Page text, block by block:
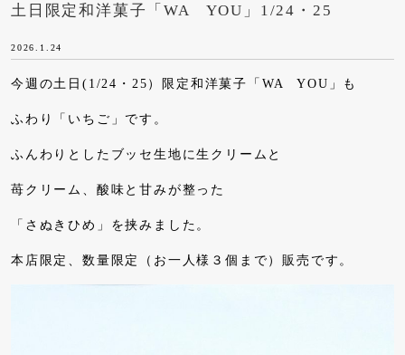
土日限定和洋菓子「WA YOU」1/24・25
2026.1.24
今週の土日(1/24・25）限定和洋菓子「WA YOU」も
ふわり「いちご」です。
ふんわりとしたブッセ生地に生クリームと
苺クリーム、酸味と甘みが整った
「さぬきひめ」を挟みました。
本店限定、数量限定（お一人様３個まで）販売です。